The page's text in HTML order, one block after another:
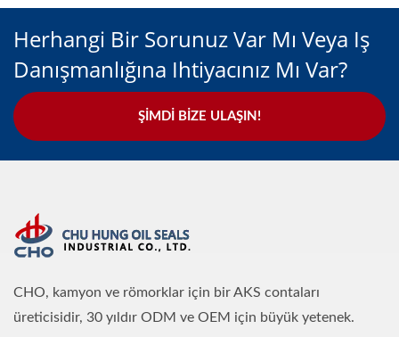
Herhangi Bir Sorunuz Var Mı Veya Iş
Danışmanlığına Ihtiyacınız Mı Var?
ŞIMDI BIZE ULAŞIN!
CHO, kamyon ve römorklar için bir AKS contaları
üreticisidir, 30 yıldır ODM ve OEM için büyük yetenek.